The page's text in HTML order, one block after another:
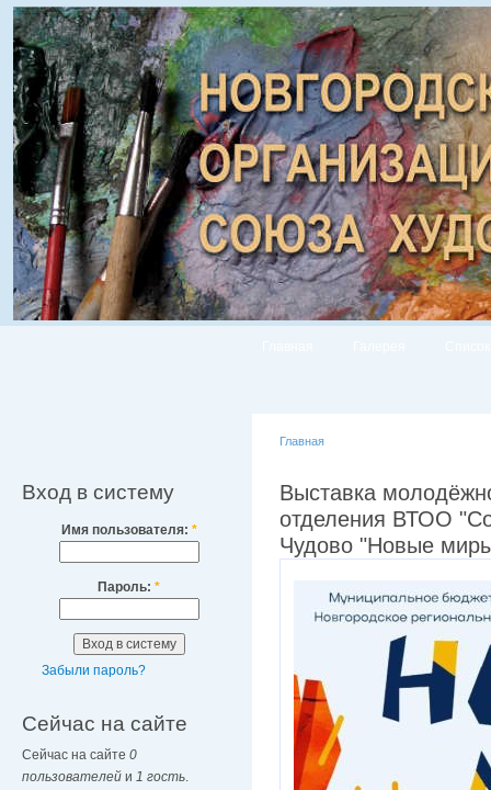
Вход в систему
Имя пользователя: *
Пароль: *
Забыли пароль?
Сейчас на сайте
Сейчас на сайте 0
пользователей и 1 гость
Главная
Выставка
отделения ВТОО
Чудово "Новые